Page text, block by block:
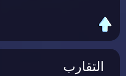
التقارب